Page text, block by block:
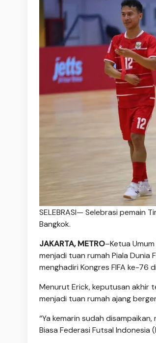
SELEBRASI— Selebrasi pemain
Bangkok.
JAKARTA, METRO–Ketua
menjadi tuan rumah Piala Dunia
menghadiri Kongres FIFA ke-76
Menurut Erick, keputusan akhir
menjadi tuan rumah ajang
“Ya kemarin sudah
Biasa Federasi Futsal Indonesia